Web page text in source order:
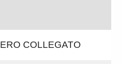
COLLEGATO